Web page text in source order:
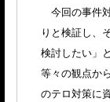
今回の事件
りと検証し、
検討したい」
等々の観点か
のテロ対策に